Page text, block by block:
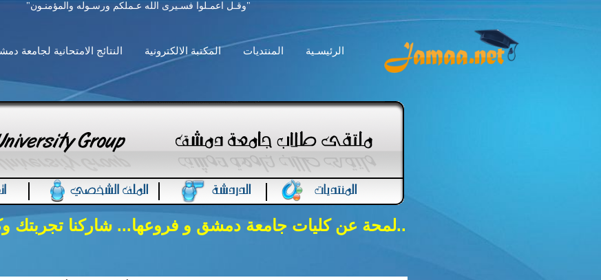
"وقـل اعمـلوا فسـيرى الله عـملكم ورسـوله والمؤمنـون"
الرئيسـية المنتديات المكتبة الالكترونية النتائج الامتحانية لجامعة
..لمحة عن كليات جامعة دمشق و فروعها... شاركنا تجربتك